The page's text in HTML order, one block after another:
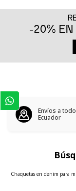
-20% EN
Envíos a todo
Ecuador
Chaquetas en denim para